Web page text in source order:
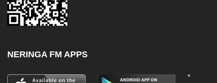
NERINGA FM APPS
*